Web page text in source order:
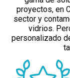
proyectos, en
sector y
vidrios.
personalizado